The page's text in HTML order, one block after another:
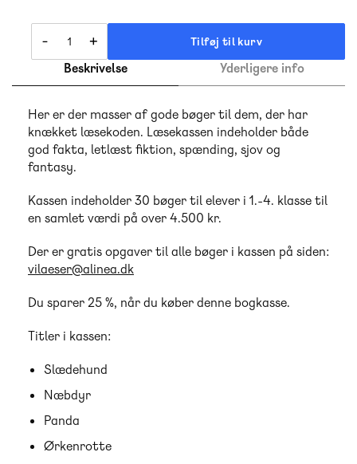
- + Tilføj til kurv
Beskrivelse Yderligere info
Her er der masser af gode bøger til dem, der har
knækket læsekoden. Læsekassen indeholder både
god fakta, letlæst fiktion, spænding, sjov og
fantasy.
Kassen indeholder 30 bøger til elever i 1.-4. klasse til
en samlet værdi på over 4.500 kr.
Der er gratis opgaver til alle bøger i kassen på siden:
vilaeser@alinea.dk
Du sparer 25 %, når du køber denne bogkasse.
Titler i kassen:
Slædehund
Næbdyr
Panda
Ørkenrotte